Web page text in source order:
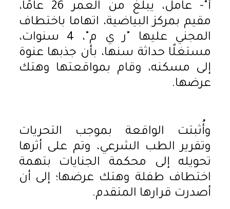
أ"- عامل، يبلغ من العمر 26 عامًا،
مقيم بمركز البياضية، اتهاما باختطاف
المجني عليها "ر ي م"، 4 سنوات،
مستغلًا حداثة سنها، بأن جذبها عنوة
إلى مسكنه، وقام بمواقعتها وهتك
عرضها.
وأُثبتت الواقعة بموجب التحريات
وتقرير الطب الشرعي، وتم على أثرها
تحويله إلى محكمة الجنايات بتهمة
اختطاف طفلة وهتك عرضها؛ إلى أن
أصدرت قرارها المتقدم.